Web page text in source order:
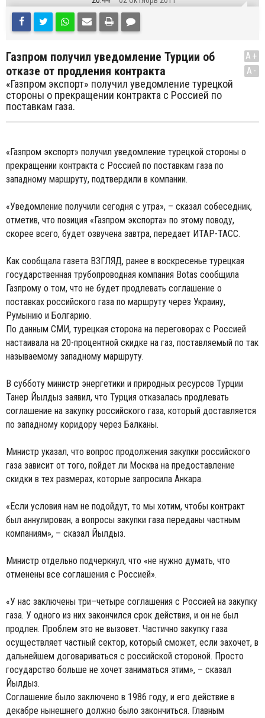
Газпром получил уведомление Турции об
отказе от продления контракта
«Газпром экспорт» получил уведомление турецкой
стороны о прекращении контракта с Россией по
поставкам газа.
A+
A-
«Газпром экспорт» получил уведомление турецкой стороны о
прекращении контракта с Россией по поставкам газа по
западному маршруту, подтвердили в компании.
«Уведомление получили сегодня с утра», – сказал собеседник,
отметив, что позиция «Газпром экспорта» по этому поводу,
скорее всего, будет озвучена завтра, передает ИТАР-ТАСС.
Как сообщала газета ВЗГЛЯД, ранее в воскресенье турецкая
государственная трубопроводная компания Botas сообщила
Газпрому о том, что не будет продлевать соглашение о
поставках российского газа по маршруту через Украину,
Румынию и Болгарию.
По данным СМИ, турецкая сторона на переговорах с Россией
настаивала на 20-процентной скидке на газ, поставляемый по так
называемому западному маршруту.
В субботу министр энергетики и природных ресурсов Турции
Танер Йылдыз заявил, что Турция отказалась продлевать
соглашение на закупку российского газа, который доставляется
по западному коридору через Балканы.
Министр указал, что вопрос продолжения закупки российского
газа зависит от того, пойдет ли Москва на предоставление
скидки в тех размерах, которые запросила Анкара.
«Если условия нам не подойдут, то мы хотим, чтобы контракт
был аннулирован, а вопросы закупки газа переданы частным
компаниям», – сказал Йылдыз.
Министр отдельно подчеркнул, что «не нужно думать, что
отменены все соглашения с Россией».
«У нас заключены три–четыре соглашения с Россией на закупку
газа. У одного из них закончился срок действия, и он не был
продлен. Проблем это не вызовет. Частично закупку газа
осуществляет частный сектор, который сможет, если захочет, в
дальнейшем договариваться с российской стороной. Просто
государство больше не хочет заниматься этим», – сказал
Йылдыз.
Соглашение было заключено в 1986 году, и его действие в
декабре нынешнего должно было закончиться. Главным